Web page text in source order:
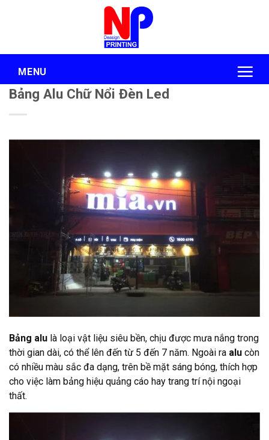
MENU
Bảng Alu Chữ Nổi Đèn Led
Bảng alu là loại vật liệu siêu bền, chịu được mưa nắng trong
thời gian dài, có thể lên đến từ 5 đến 7 năm. Ngoài ra alu còn
có nhiều màu sắc đa dạng, trên bề mặt sáng bóng, thích hợp
cho việc làm bảng hiệu quảng cáo hay trang trí nội ngoại
thất.